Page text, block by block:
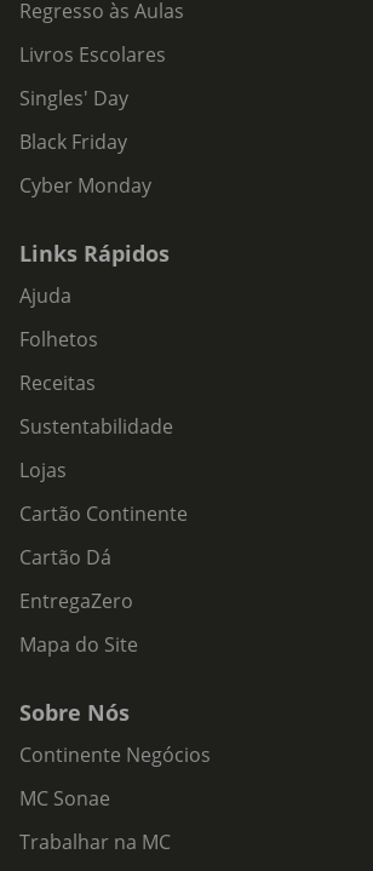
Regresso às Aulas
Livros Escolares
Singles' Day
Black Friday
Cyber Monday
Links Rápidos
Ajuda
Folhetos
Receitas
Sustentabilidade
Lojas
Cartão Continente
Cartão Dá
EntregaZero
Mapa do Site
Sobre Nós
Continente Negócios
MC Sonae
Trabalhar na MC